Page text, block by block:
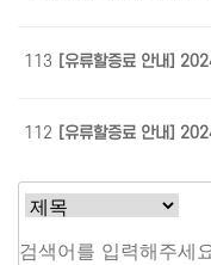
113 [유류할증료 안내]
112 [유류할증료 안내]